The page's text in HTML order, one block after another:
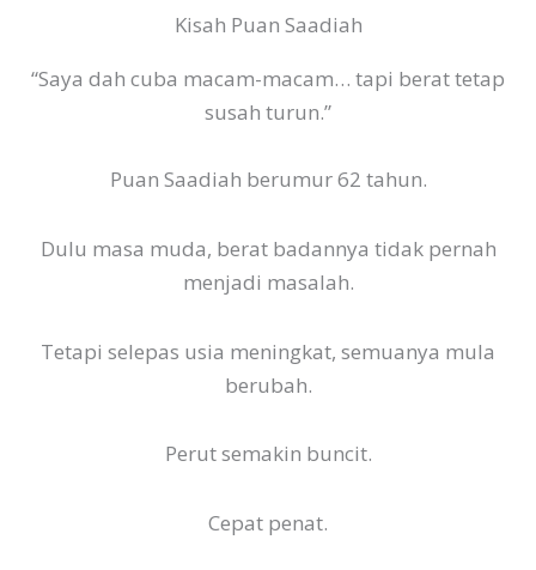
Kisah Puan Saadiah
“Saya dah cuba macam-macam… tapi berat tetap
susah turun.”
Puan Saadiah berumur 62 tahun.
Dulu masa muda, berat badannya tidak pernah
menjadi masalah.
Tetapi selepas usia meningkat, semuanya mula
berubah.
Perut semakin buncit.
Cepat penat.